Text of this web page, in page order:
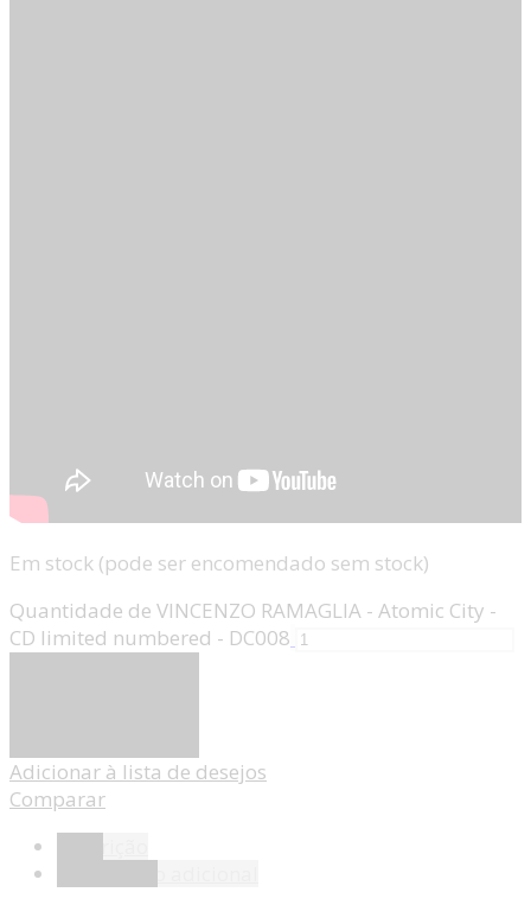
Em stock (pode ser encomendado sem stock)
Quantidade de VINCENZO RAMAGLIA - Atomic City -
CD limited numbered - DC008
Adicionar à lista de desejos
Comparar